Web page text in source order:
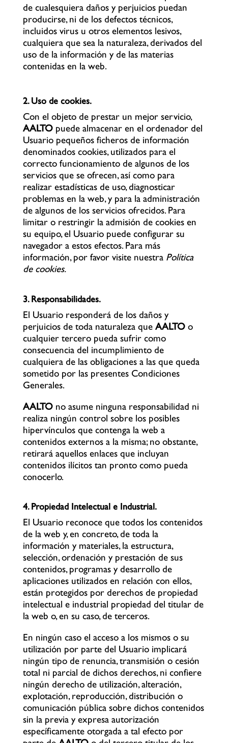
de cualesquiera daños y perjuicios puedan
producirse, ni de los defectos técnicos,
incluidos virus u otros elementos lesivos,
cualquiera que sea la naturaleza, derivados del
uso de la información y de las materias
contenidas en la web.
2. Uso de cookies.
Con el objeto de prestar un mejor servicio,
AALTO puede almacenar en el ordenador del
Usuario pequeños ficheros de información
denominados cookies, utilizados para el
correcto funcionamiento de algunos de los
servicios que se ofrecen, así como para
realizar estadísticas de uso, diagnosticar
problemas en la web, y para la administración
de algunos de los servicios ofrecidos. Para
limitar o restringir la admisión de cookies en
su equipo, el Usuario puede configurar su
navegador a estos efectos. Para más
información, por favor visite nuestra Política
de cookies.
3. Responsabilidades.
El Usuario responderá de los daños y
perjuicios de toda naturaleza que AALTO o
cualquier tercero pueda sufrir como
consecuencia del incumplimiento de
cualquiera de las obligaciones a las que queda
sometido por las presentes Condiciones
Generales.
AALTO no asume ninguna responsabilidad ni
realiza ningún control sobre los posibles
hipervínculos que contenga la web a
contenidos externos a la misma; no obstante,
retirará aquellos enlaces que incluyan
contenidos ilícitos tan pronto como pueda
conocerlo.
4. Propiedad Intelectual e Industrial.
El Usuario reconoce que todos los contenidos
de la web y, en concreto, de toda la
información y materiales, la estructura,
selección, ordenación y prestación de sus
contenidos, programas y desarrollo de
aplicaciones utilizados en relación con ellos,
están protegidos por derechos de propiedad
intelectual e industrial propiedad del titular de
la web o, en su caso, de terceros.
En ningún caso el acceso a los mismos o su
utilización por parte del Usuario implicará
ningún tipo de renuncia, transmisión o cesión
total ni parcial de dichos derechos, ni confiere
ningún derecho de utilización, alteración,
explotación, reproducción, distribución o
comunicación pública sobre dichos contenidos
sin la previa y expresa autorización
específicamente otorgada a tal efecto por